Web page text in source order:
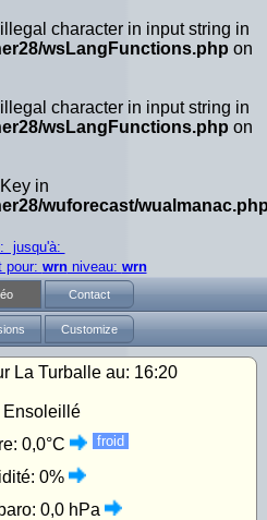
character in input string in
wsLangFunctions.php on
character in input string in
wsLangFunctions.php on
in
wuforecast/
jusqu'à:
pour: wrnniveau: wrn
Contact
Customize
La Turballe au: 16:20
Ensoleillé
0,0°C froid
0%
0,0 hPa